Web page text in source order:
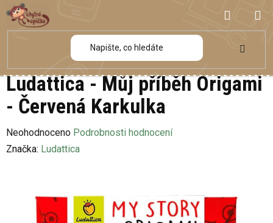
Přejít
na
obsah
KOŠÍK
Ludattica - Můj příběh Origami
- Červená Karkulka
Průměrné
hodnocení
Neohodnoceno Podrobnosti hodnocení
Značka: Ludattica